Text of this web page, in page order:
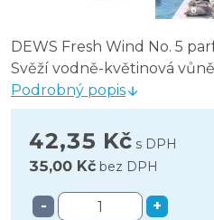
DEWS Fresh Wind No. 5
Svěží vodně-květinová
Podrobný popis
42,35 Kč s DPH
35,00 Kč bez DPH
- +